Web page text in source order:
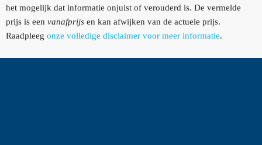
het mogelijk dat informatie onjuist of verouderd is. De vermelde
prijs is een vanafprijs en kan afwijken van de actuele prijs.
Raadpleeg onze volledige disclaimer voor meer informatie.